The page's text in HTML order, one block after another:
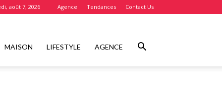
août 7, 2026 Agence Tendances Contact Us
MAISON LIFESTYLE AGENCE